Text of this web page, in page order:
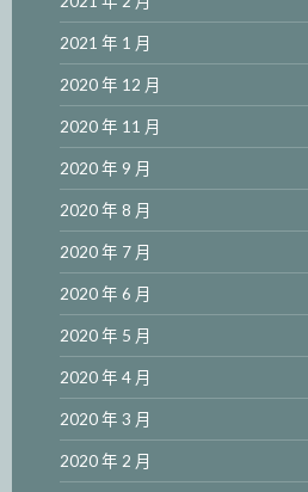
2021 年 1 月
2020 年 12 月
2020 年 11 月
2020 年 9 月
2020 年 8 月
2020 年 7 月
2020 年 6 月
2020 年 5 月
2020 年 4 月
2020 年 3 月
2020 年 2 月